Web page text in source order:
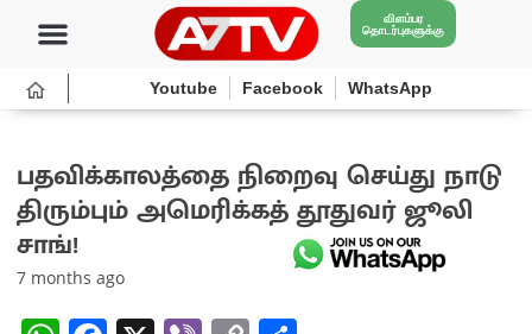
விளம்பர
தொடர்புகளுக்கு
Youtube Facebook WhatsApp
பதவிக்காலத்தை நிறைவு செய்து நாடு
திரும்பும் அமெரிக்கத் தூதுவர் ஜூலி
சாங்!
7 months ago